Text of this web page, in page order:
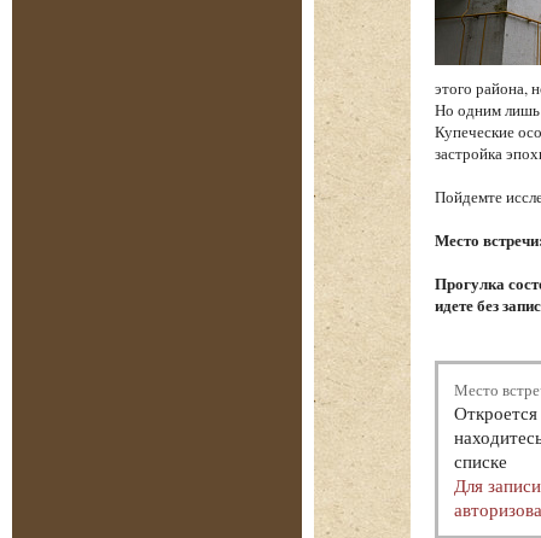
этого района,
Но одним лишь
Купеческие
застройка
Пойдемте
Место
Прогулка
идете без
Место
списке
Для